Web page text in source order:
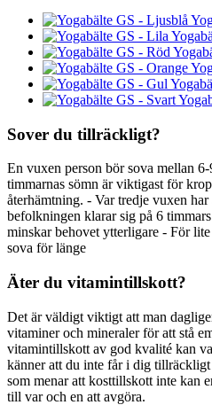
Sover du tillräckligt?
En vuxen person bör sova mellan
timmarnas sömn är viktigast för
återhämtning. - Var tredje vuxen
befolkningen klarar sig på 6
minskar behovet ytterligare - För
sova för länge
Äter du vitamintillskott?
Det är väldigt viktigt att man
vitaminer och mineraler för att stå
vitamintillskott av god kvalité kan
känner att du inte får i dig
som menar att kosttillskott inte kan
till var och en att avgöra.